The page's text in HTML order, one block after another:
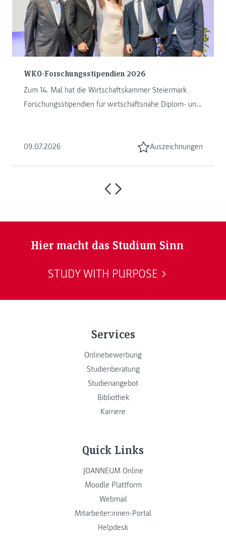
WKO-Forschungsstipendien 2026
Zum 14. Mal hat die Wirtschaftskammer Steiermark
Forschungsstipendien für wirtschaftsnahe Diplom- und
09.07.2026 Auszeichnungen
Hier macht das Studium Sinn
STUDY WITH PURPOSE
Services
Onlinebewerbung
Studienberatung
Studienangebot
Bibliothek
Karriere
Quick Links
JOANNEUM Online
Moodle Plattform
Webmail
Mitarbeiter:innen-Portal
Helpdesk